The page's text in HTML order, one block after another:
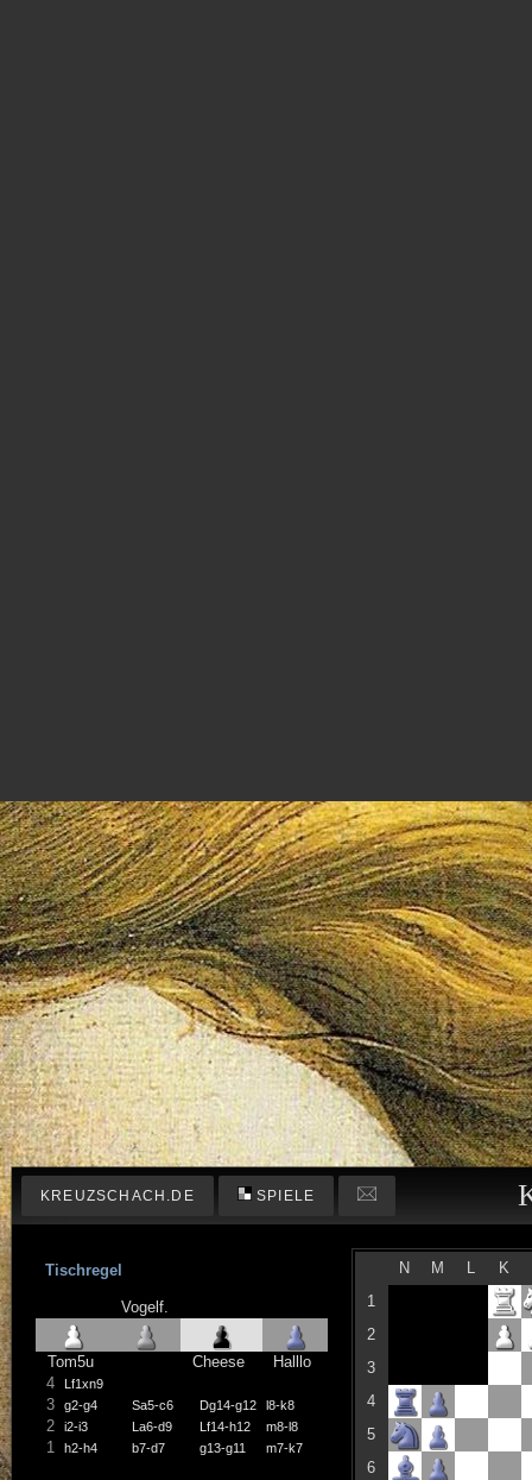
KREUZSCHACH.DE SPIELE
Tischregel
Tom5u
Vogelf.
Cheese
Halllo
4
Lf1xn9
3 g2-g4 Sa5-c6 Dg14-g12 l8-k8
2 i2-i3 La6-d9 Lf14-h12 m8-l8
1 h2-h4 b7-d7 g13-g11 m7-k7
N M
K
1
2
3
4
5
6